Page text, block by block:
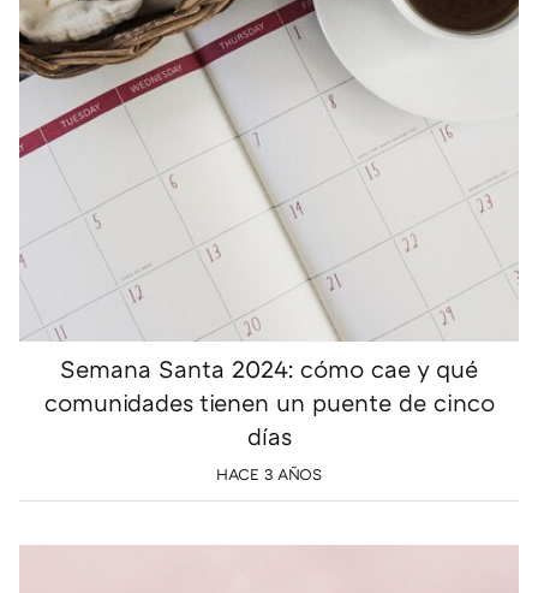
Semana Santa 2024: cómo cae y qué
comunidades tienen un puente de cinco
días
HACE 3 AÑOS